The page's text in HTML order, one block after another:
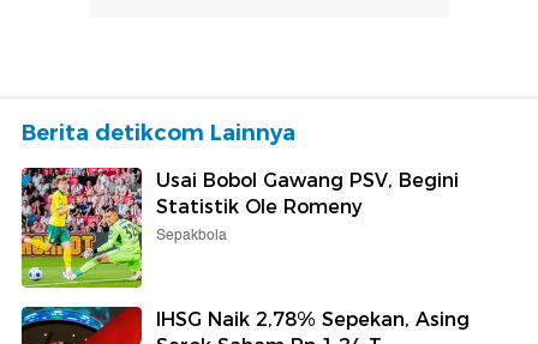
Berita detikcom Lainnya
Usai Bobol Gawang PSV, Begini
Statistik Ole Romeny
Sepakbola
IHSG Naik 2,78% Sepekan, Asing